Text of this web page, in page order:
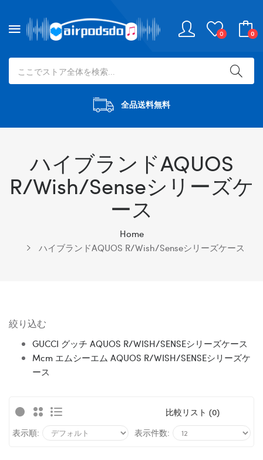
0 0
全品送料無料
ハイブランドAQUOS
R/wish/senseシリーズケ
ース
Home
ハイブランドAQUOS R/wish/senseシリーズケース
絞り込む
GUCCI グッチ AQUOS R/WISH/SENSEシリーズケース
Mcm エムシーエム AQUOS R/WISH/SENSEシリーズケ
ース
比較リスト (0)
表示順:
表示件数: